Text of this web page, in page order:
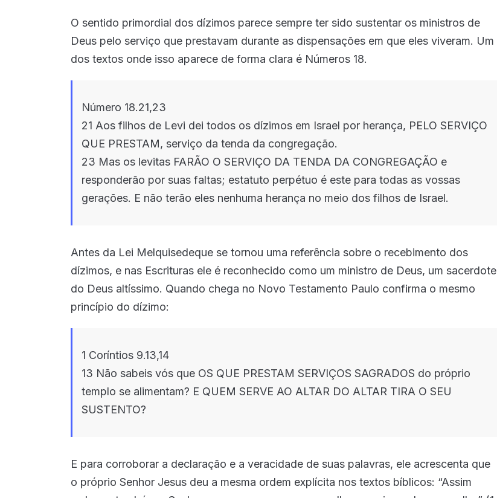
O sentido primordial dos dízimos parece sempre ter sido sustentar os ministros de
Deus pelo serviço que prestavam durante as dispensações em que eles viveram. Um
dos textos onde isso aparece de forma clara é Números 18.
Número 18.21,23
21 Aos filhos de Levi dei todos os dízimos em Israel por herança, PELO SERVIÇO
QUE PRESTAM, serviço da tenda da congregação.
23 Mas os levitas FARÃO O SERVIÇO DA TENDA DA CONGREGAÇÃO e
responderão por suas faltas; estatuto perpétuo é este para todas as vossas
gerações. E não terão eles nenhuma herança no meio dos filhos de Israel.
Antes da Lei Melquisedeque se tornou uma referência sobre o recebimento dos
dízimos, e nas Escrituras ele é reconhecido como um ministro de Deus, um sacerdote
do Deus altíssimo. Quando chega no Novo Testamento Paulo confirma o mesmo
princípio do dízimo:
1 Coríntios 9.13,14
13 Não sabeis vós que OS QUE PRESTAM SERVIÇOS SAGRADOS do próprio
templo se alimentam? E QUEM SERVE AO ALTAR DO ALTAR TIRA O SEU
SUSTENTO?
E para corroborar a declaração e a veracidade de suas palavras, ele acrescenta que
o próprio Senhor Jesus deu a mesma ordem explícita nos textos bíblicos: “Assim